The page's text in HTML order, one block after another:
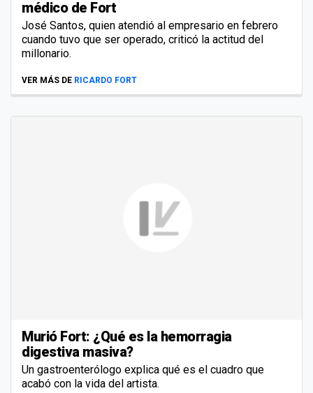
médico de Fort
José Santos, quien atendió al empresario en febrero
cuando tuvo que ser operado, criticó la actitud del
millonario.
VER MÁS DE RICARDO FORT
Murió Fort: ¿Qué es la hemorragia
digestiva masiva?
Un gastroenterólogo explica qué es el cuadro que
acabó con la vida del artista.